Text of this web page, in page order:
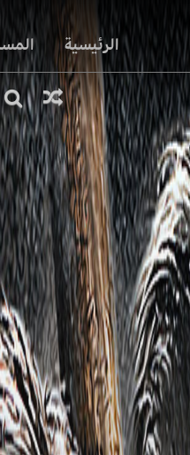
الرئيسية